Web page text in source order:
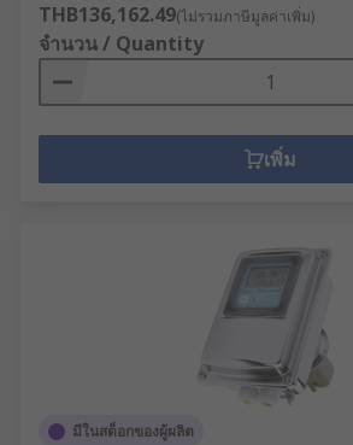
THB136,162.49(ไม่รวมภาษีมูลค่าเพิ่ม)
จำนวน / Quantity
เพิ่ม
มีในสต็อกของผู้ผลิต